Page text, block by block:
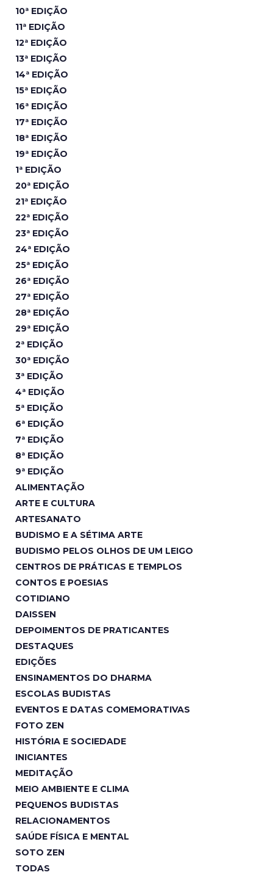
10ª EDIÇÃO
11ª EDIÇÃO
12ª EDIÇÃO
13ª EDIÇÃO
14ª EDIÇÃO
15ª EDIÇÃO
16ª EDIÇÃO
17ª EDIÇÃO
18ª EDIÇÃO
19ª EDIÇÃO
1ª EDIÇÃO
20ª EDIÇÃO
21ª EDIÇÃO
22ª EDIÇÃO
23ª EDIÇÃO
24ª EDIÇÃO
25ª EDIÇÃO
26ª EDIÇÃO
27ª EDIÇÃO
28ª EDIÇÃO
29ª EDIÇÃO
2ª EDIÇÃO
30ª EDIÇÃO
3ª EDIÇÃO
4ª EDIÇÃO
5ª EDIÇÃO
6ª EDIÇÃO
7ª EDIÇÃO
8ª EDIÇÃO
9ª EDIÇÃO
ALIMENTAÇÃO
ARTE E CULTURA
ARTESANATO
BUDISMO E A SÉTIMA ARTE
BUDISMO PELOS OLHOS DE UM LEIGO
CENTROS DE PRÁTICAS E TEMPLOS
CONTOS E POESIAS
COTIDIANO
DAISSEN
DEPOIMENTOS DE PRATICANTES
DESTAQUES
EDIÇÕES
ENSINAMENTOS DO DHARMA
ESCOLAS BUDISTAS
EVENTOS E DATAS COMEMORATIVAS
FOTO ZEN
HISTÓRIA E SOCIEDADE
INICIANTES
MEDITAÇÃO
MEIO AMBIENTE E CLIMA
PEQUENOS BUDISTAS
RELACIONAMENTOS
SAÚDE FÍSICA E MENTAL
SOTO ZEN
TODAS